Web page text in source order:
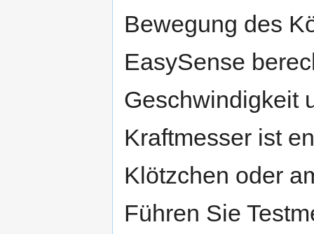
Bewegung des
EasySense
Geschwindigkeit
Kraftmesser ist
Klötzchen oder
Führen Sie